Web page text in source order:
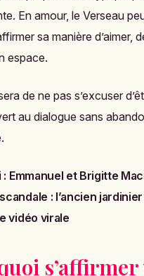
En amour, le Verseau
sa manière d’aimer,
espace.
de ne pas s’excuser
au dialogue sans
: Emmanuel et Brigitte
: l’ancien jardinier
vidéo virale